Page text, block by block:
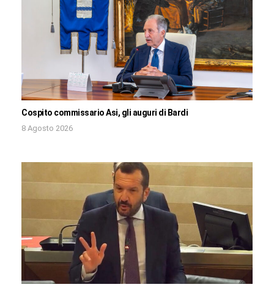
Cospito commissario Asi, gli auguri di Bardi
8 Agosto 2026